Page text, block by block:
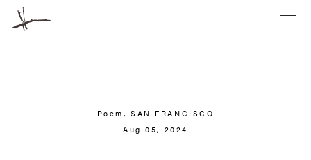
Poem,SAN FRANCISCO
Aug 05, 2024